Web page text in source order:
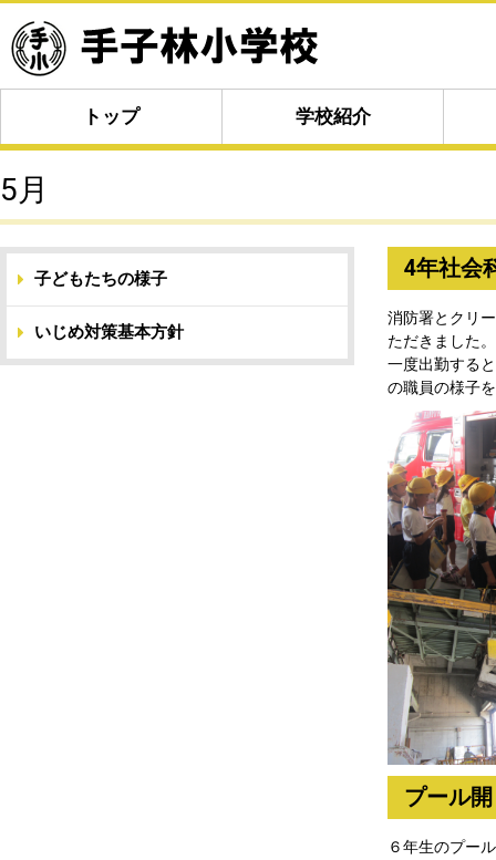
トップ 学校紹介
5月
4年社会
消防署とクリ
ただきました
一度出勤する
の職員の様子
プール
６年生のプー
子どもたちの様子
いじめ対策基本方針